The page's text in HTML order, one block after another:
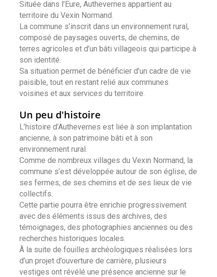
Située dans l’Eure, Authevernes appartient au
territoire du Vexin Normand.
La commune s’inscrit dans un environnement rural,
composé de paysages ouverts, de chemins, de
terres agricoles et d’un bâti villageois qui participe à
son identité.
Sa situation permet de bénéficier d’un cadre de vie
paisible, tout en restant relié aux communes
voisines et aux services du territoire.
Un peu d'histoire
L’histoire d’Authevernes est liée à son implantation
ancienne, à son patrimoine bâti et à son
environnement rural.
Comme de nombreux villages du Vexin Normand, la
commune s’est développée autour de son église, de
ses fermes, de ses chemins et de ses lieux de vie
collectifs.
Cette partie pourra être enrichie progressivement
avec des éléments issus des archives, des
témoignages, des photographies anciennes ou des
recherches historiques locales.
À la suite de fouilles archéologiques réalisées lors
d’un projet d’ouverture de carrière, plusieurs
vestiges ont révélé une présence ancienne sur le